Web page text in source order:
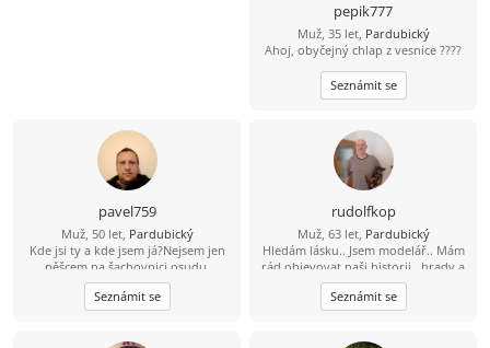
pepik777
Muž, 35 let, Pardubický
Ahoj, obyčejný chlap z vesnice ????
Seznámit se
pavel759
Muž, 50 let, Pardubický
Kde jsi ty a kde jsem já?Nejsem jen
pěšcem na šachovnici osudu.
Seznámit se
rudolfkop
Muž, 63 let, Pardubický
Hledám lásku.. Jsem modelář.. Mám
rád objevovat naši historii.. hrady a
zámky.. Pro jednodušší komunikaci
737 580 628
Seznámit se